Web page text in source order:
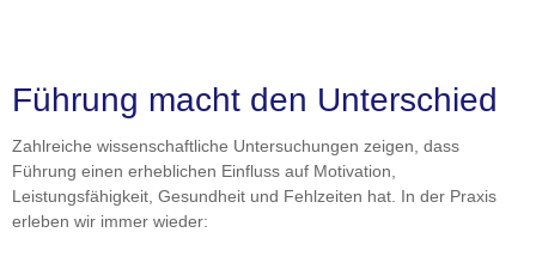
Führung macht den Unterschied
Zahlreiche wissenschaftliche Untersuchungen zeigen, dass
Führung einen erheblichen Einfluss auf Motivation,
Leistungsfähigkeit, Gesundheit und Fehlzeiten hat. In der Praxis
erleben wir immer wieder: